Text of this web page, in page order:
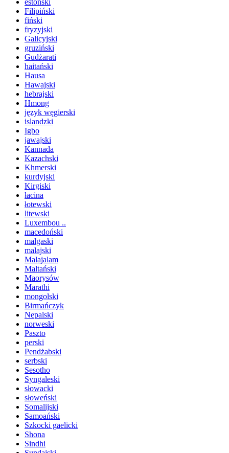
Filipiński
fiński
fryzyjski
Galicyjski
gruziński
Gudżarati
haitański
Hausa
Hawajski
hebrajski
Hmong
język węgierski
islandzki
Igbo
jawajski
Kannada
Kazachski
Khmerski
kurdyjski
Kirgiski
łacina
łotewski
litewski
Luxembou ..
macedoński
malgaski
malajski
Malajalam
Maltański
Maorysów
Marathi
mongolski
Birmańczyk
Nepalski
norweski
Paszto
perski
Pendżabski
serbski
Sesotho
Syngaleski
słowacki
słoweński
Somalijski
Samoański
Szkocki gaelicki
Shona
Sindhi